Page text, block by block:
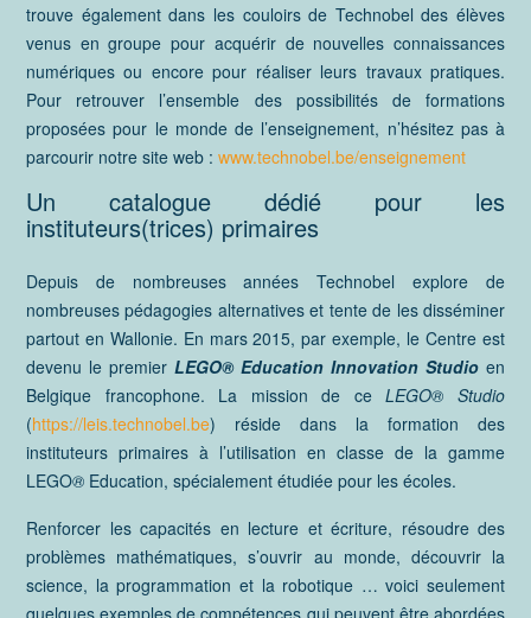
trouve également dans les couloirs de Technobel des élèves
venus en groupe pour acquérir de nouvelles connaissances
numériques ou encore pour réaliser leurs travaux pratiques.
Pour retrouver l’ensemble des possibilités de formations
proposées pour le monde de l’enseignement, n’hésitez pas à
parcourir notre site web : www.technobel.be/enseignement
Un catalogue dédié pour les
instituteurs(trices) primaires
Depuis de nombreuses années Technobel explore de
nombreuses pédagogies alternatives et tente de les disséminer
partout en Wallonie. En mars 2015, par exemple, le Centre est
devenu le premier LEGO® Education Innovation Studio en
Belgique francophone. La mission de ceLEGO® Studio
(https://leis.technobel.be) réside dans la formation des
instituteurs primaires à l’utilisation en classe de la gamme
LEGO® Education, spécialement étudiée pour les écoles.
Renforcer les capacités en lecture et écriture, résoudre des
problèmes mathématiques, s’ouvrir au monde, découvrir la
science, la programmation et la robotique … voici seulement
quelques exemples de compétences qui peuvent être abordées